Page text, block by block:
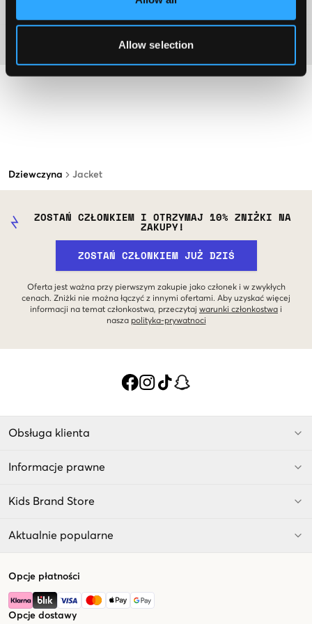
Allow selection
Dziewczyna Jacket
Więcej informacji na temat instrukcji prania
ZOSTAŃ CZŁONKIEM I OTRZYMAJ 10% ZNIŻKI NA
ZAKUPY!
ZOSTAŃ CZŁONKIEM JUŻ DZIŚ
Oferta jest ważna przy pierwszym zakupie jako członek i w zwykłych
cenach. Zniżki nie można łączyć z innymi ofertami. Aby uzyskać więcej
informacji na temat członkostwa, przeczytaj warunki członkostwa i
nasza polityka-prywatnoci
Obsługa klienta
Informacje prawne
Kids Brand Store
Aktualnie popularne
Opcje płatności
Opcje dostawy